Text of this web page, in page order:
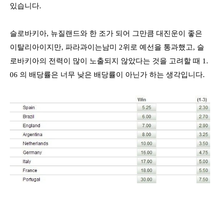
있습니다.
슬로바키아, 뉴질랜드와 한 조가 되어 그만큼 대진운이 좋은
이탈리아이지만, 파라과이는남미 2위로 예선을 통과했고, 슬
로바키아의 전력이 많이 노출되지 않았다는 것을 고려할 때 1.
06 의 배당률은 너무 낮은 배당률이 아닌가 하는 생각입니다.